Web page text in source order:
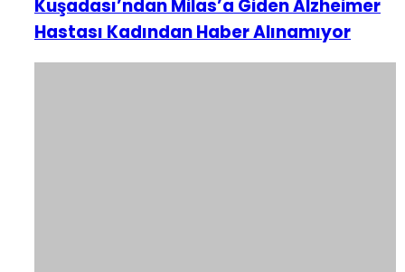
Kuşadası’ndan Milas’a Giden Alzheimer
Hastası Kadından Haber Alınamıyor